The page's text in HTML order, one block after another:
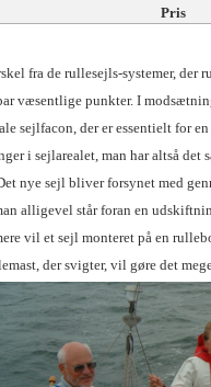
Pris
fra de rullesejls-systemer, der
væsentlige punkter. I
sejlfacon, der er essentielt for
i sejlarealet, man har altså det
nye sejl bliver forsynet med
alligevel står foran en
vil et sejl monteret på en
der svigter, vil gøre det